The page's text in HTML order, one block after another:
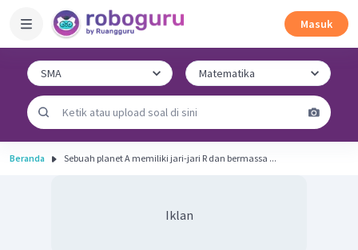
Masuk
Beranda Sebuah planet A memiliki jari-jari R dan bermassa ...
Iklan